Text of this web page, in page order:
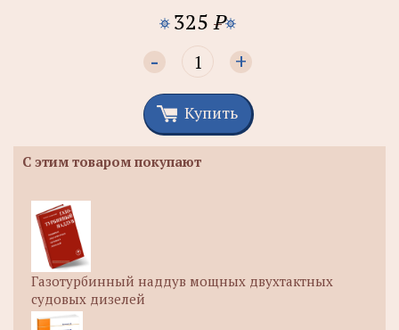
325 P
- +
Купить
С этим товаром покупают
Газотурбинный наддув мощных двухтактных
судовых дизелей